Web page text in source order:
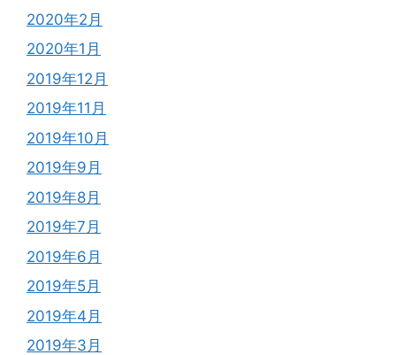
2020年2月
2020年1月
2019年12月
2019年11月
2019年10月
2019年9月
2019年8月
2019年7月
2019年6月
2019年5月
2019年4月
2019年3月